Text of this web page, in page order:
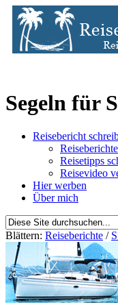
Segeln für
Reisebericht
Reisetipps
Reisevideo
Hier werben
Über mich
Blättern: Reiseberichte /